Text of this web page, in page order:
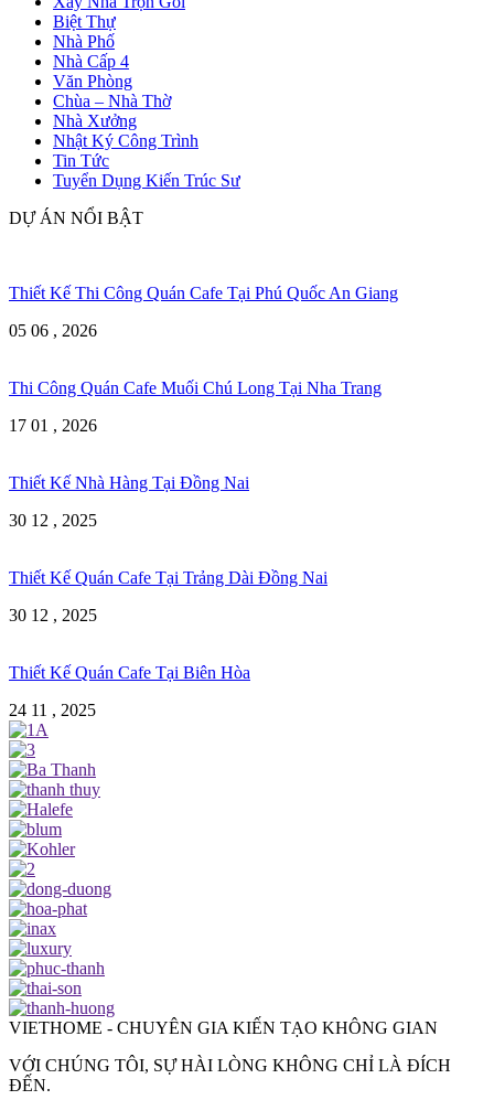
Biệt Thự
Nhà Phố
Nhà Cấp 4
Văn Phòng
Chùa – Nhà Thờ
Nhà Xưởng
Nhật Ký Công Trình
Tin Tức
Tuyển Dụng Kiến Trúc Sư
DỰ ÁN NỔI BẬT
Thiết Kế Thi Công Quán Cafe Tại Phú Quốc An Giang
05 06 , 2026
Thi Công Quán Cafe Muối Chú Long Tại Nha Trang
17 01 , 2026
Thiết Kế Nhà Hàng Tại Đồng Nai
30 12 , 2025
Thiết Kế Quán Cafe Tại Trảng Dài Đồng Nai
30 12 , 2025
Thiết Kế Quán Cafe Tại Biên Hòa
24 11 , 2025
VIETHOME - CHUYÊN GIA KIẾN TẠO KHÔNG GIAN
VỚI CHÚNG TÔI, SỰ HÀI LÒNG KHÔNG CHỈ LÀ ĐÍCH
ĐẾN.